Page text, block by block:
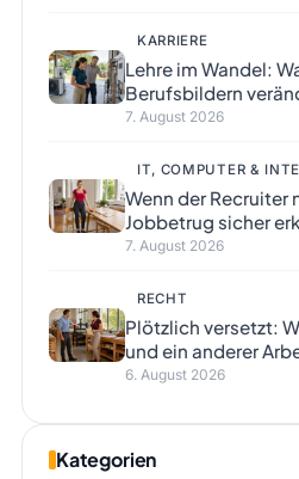
KARRIERE
Lehre im Wandel:
Berufsbildern
7. August 2026
IT, COMPUTER &
Wenn der Recruiter
Jobbetrug sicher
7. August 2026
RECHT
Plötzlich versetzt:
und ein anderer
6. August 2026
Kategorien